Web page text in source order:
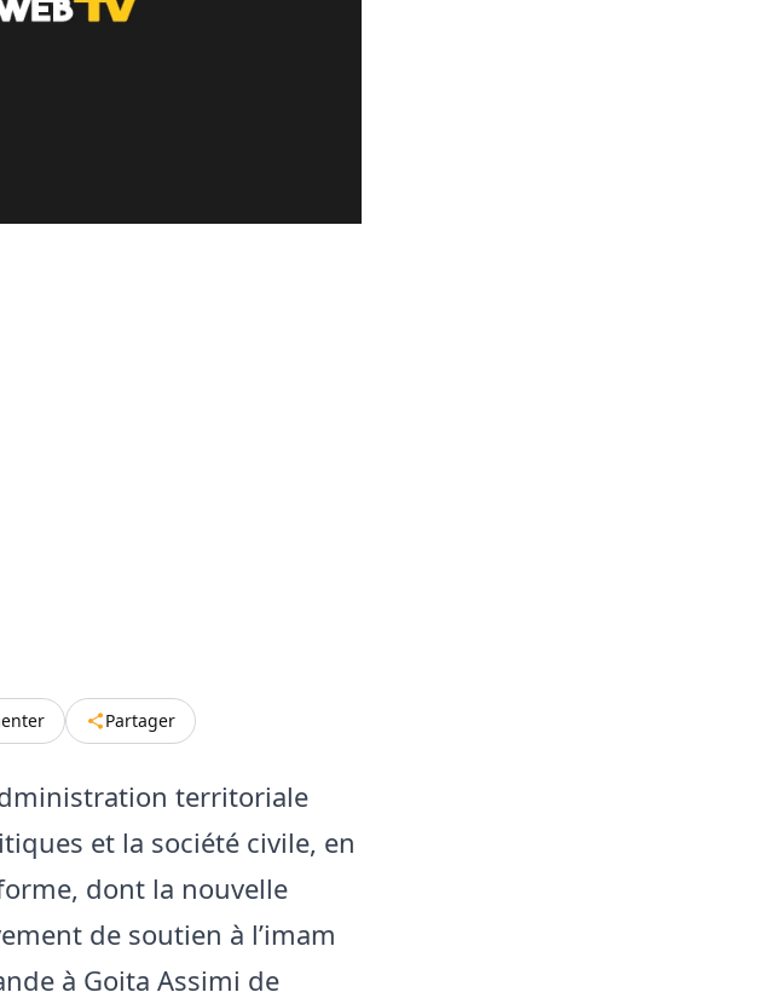
Partager
territoriale
et la société civile, en
dont la nouvelle
de soutien à l’imam
à Goita Assimi de